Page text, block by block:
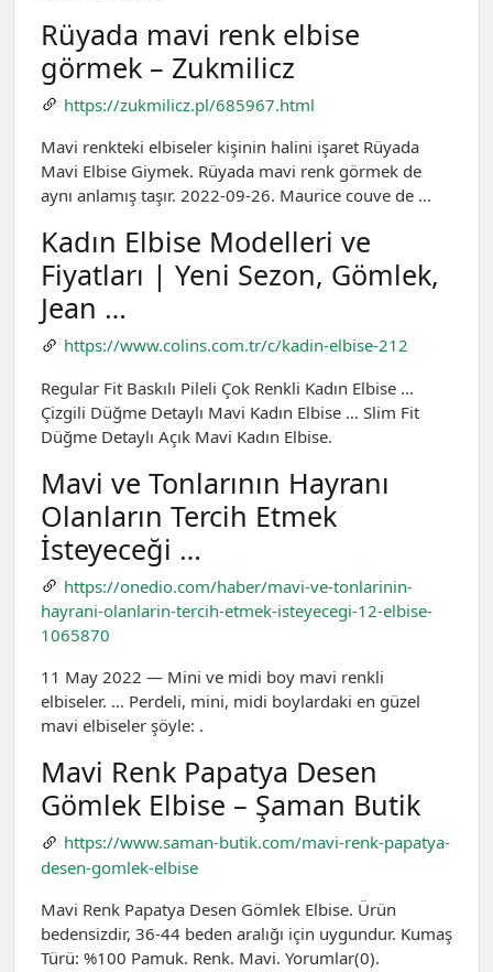
Rüyada mavi renk elbise
görmek – Zukmilicz
https://zukmilicz.pl/685967.html
Mavi renkteki elbiseler kişinin halini işaret Rüyada
Mavi Elbise Giymek. Rüyada mavi renk görmek de
aynı anlamış taşır. 2022-09-26. Maurice couve de …
Kadın Elbise Modelleri ve
Fiyatları | Yeni Sezon, Gömlek,
Jean …
https://www.colins.com.tr/c/kadin-elbise-212
Regular Fit Baskılı Pileli Çok Renkli Kadın Elbise …
Çizgili Düğme Detaylı Mavi Kadın Elbise … Slim Fit
Düğme Detaylı Açık Mavi Kadın Elbise.
Mavi ve Tonlarının Hayranı
Olanların Tercih Etmek
İsteyeceği …
https://onedio.com/haber/mavi-ve-tonlarinin-
hayrani-olanlarin-tercih-etmek-isteyecegi-12-elbise-
1065870
11 May 2022 — Mini ve midi boy mavi renkli
elbiseler. … Perdeli, mini, midi boylardaki en güzel
mavi elbiseler şöyle: .
Mavi Renk Papatya Desen
Gömlek Elbise – Şaman Butik
https://www.saman-butik.com/mavi-renk-papatya-
desen-gomlek-elbise
Mavi Renk Papatya Desen Gömlek Elbise. Ürün
bedensizdir, 36-44 beden aralığı için uygundur. Kumaş
Türü: %100 Pamuk. Renk. Mavi. Yorumlar(0).